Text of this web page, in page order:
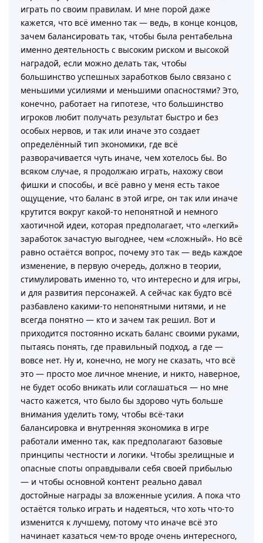
играть по своим правилам. И мне порой даже
кажется, что всё именно так — ведь, в конце концов,
зачем балансировать так, чтобы была рентабельна
именно деятельность с высоким риском и высокой
наградой, если можно делать так, чтобы
большинство успешных заработков было связано с
меньшими усилиями и меньшими опасностями? Это,
конечно, работает на гипотезе, что большинство
игроков любит получать результат быстро и без
особых нервов, и так или иначе это создает
определённый тип экономики, где всё
разворачивается чуть иначе, чем хотелось бы. Во
всяком случае, я продолжаю играть, нахожу свои
фишки и способы, и всё равно у меня есть такое
ощущение, что баланс в этой игре, он так или иначе
крутится вокруг какой-то непонятной и немного
хаотичной идеи, которая предполагает, что «легкий»
заработок зачастую выгоднее, чем «сложный». Но всё
равно остаётся вопрос, почему это так — ведь каждое
изменение, в первую очередь, должно в теории,
стимулировать именно то, что интересно и для игры,
и для развития персонажей. А сейчас как будто всё
разбавлено какими-то непонятными нитями, и не
всегда понятно — кто и зачем так решил. Вот и
приходится постоянно искать баланс своими руками,
пытаясь понять, где правильный подход, а где —
вовсе нет. Ну и, конечно, не могу не сказать, что всё
это — просто мое личное мнение, и никто, наверное,
не будет особо вникать или соглашаться — но мне
часто кажется, что было бы здорово чуть больше
внимания уделить тому, чтобы всё-таки
балансировка и внутренняя экономика в игре
работали именно так, как предполагают базовые
принципы честности и логики. Чтобы зрелищные и
опасные споты оправдывали себя своей прибылью
— и чтобы основной контент реально давал
достойные награды за вложенные усилия. А пока что
остаётся только играть и надеяться, что хоть что-то
изменится к лучшему, потому что иначе всё это
начинает казаться чем-то вроде очень интересного,